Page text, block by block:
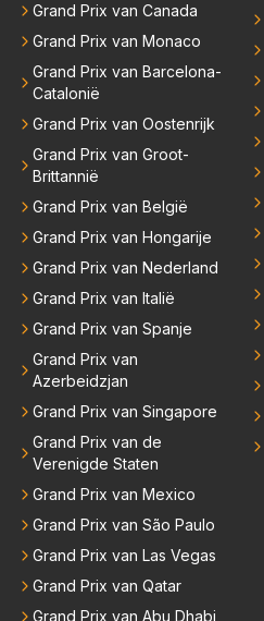
Grand Prix van Canada
Grand Prix van Monaco
Grand Prix van Barcelona-
Catalonië
Grand Prix van Oostenrijk
Grand Prix van Groot-
Brittannië
Grand Prix van België
Grand Prix van Hongarije
Grand Prix van Nederland
Grand Prix van Italië
Grand Prix van Spanje
Grand Prix van
Azerbeidzjan
Grand Prix van Singapore
Grand Prix van de
Verenigde Staten
Grand Prix van Mexico
Grand Prix van São Paulo
Grand Prix van Las Vegas
Grand Prix van Qatar
Grand Prix van Abu Dhabi